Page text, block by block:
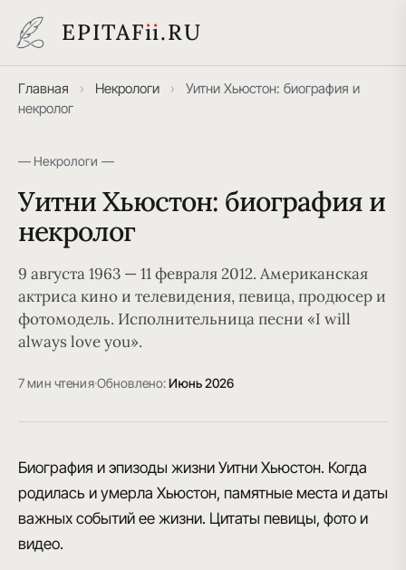
EPITAFii.RU
Главная › Некрологи ›
Уитни Хьюстон: биография и
некролог
— Некрологи —
Уитни Хьюстон: биография и
некролог
9 августа 1963 — 11 февраля 2012. Американская
актриса кино и телевидения, певица, продюсер и
фотомодель. Исполнительница песни «I will
always love you».
7 мин чтения·Обновлено:Июнь 2026
Биография и эпизоды жизни Уитни Хьюстон. Когда
родилась и умерла Хьюстон, памятные места и даты
важных событий ее жизни. Цитаты певицы, фото и
видео.